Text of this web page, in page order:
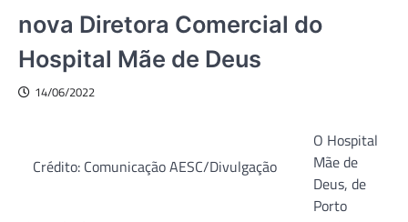
nova Diretora Comercial do
Hospital Mãe de Deus
14/06/2022
Crédito: Comunicação AESC/Divulgação
O Hospital
Mãe de
Deus, de
Porto